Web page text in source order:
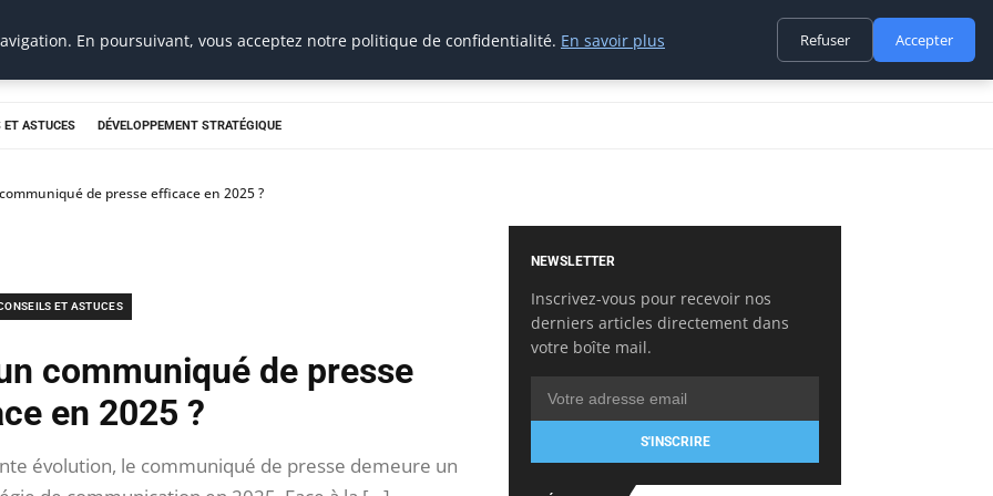
ET ASTUCES DÉVELOPPEMENT STRATÉGIQUE
de presse efficace en 2025 ?
ET ASTUCES
communiqué de presse
en 2025 ?
évolution, le communiqué de presse demeure un
NEWSLETTER
Inscrivez-vous pour recevoir nos
derniers articles directement dans
votre boîte mail.
S'INSCRIRE
En poursuivant, vous acceptez notre politique de confidentialité. En savoir plus Refuser Accepter